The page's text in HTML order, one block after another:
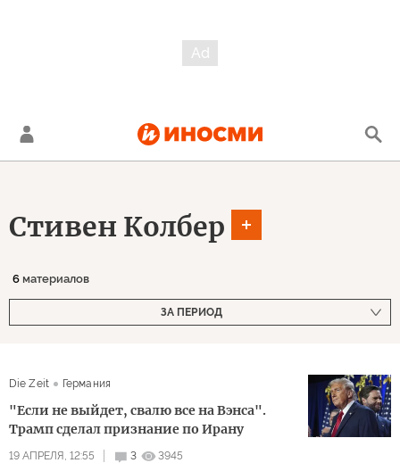
Стивен Колбер
6 материалов
ЗА ПЕРИОД
Die Zeit Германия
"Если не выйдет, свалю все на Вэнса".
Трамп сделал признание по Ирану
19 АПРЕЛЯ, 12:55 3 3945